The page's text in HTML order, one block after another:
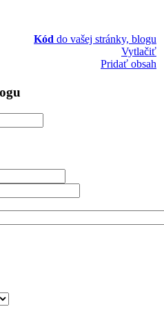
Kód do vašej stránky, blogu
Vytlačiť
Pridať obsah